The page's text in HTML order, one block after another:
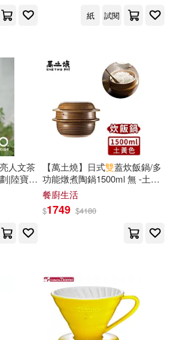
）(1)
李志欽(1)
李樂陶(1)
第一次全國可移動文
辦公室(1)
主編）(1)
二魚文化(1)
(1)
(1)
佛光(1)
紙
試閱
人文茶
|陸寶×
持)
【萬土燒】日式雙蓋炊飯鍋/多
功能燉煮陶鍋1500ml 無 -土黃
款
餐廚生活
$1749 $4180